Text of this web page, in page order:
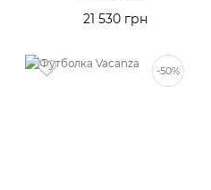
21 530 грн
-50%